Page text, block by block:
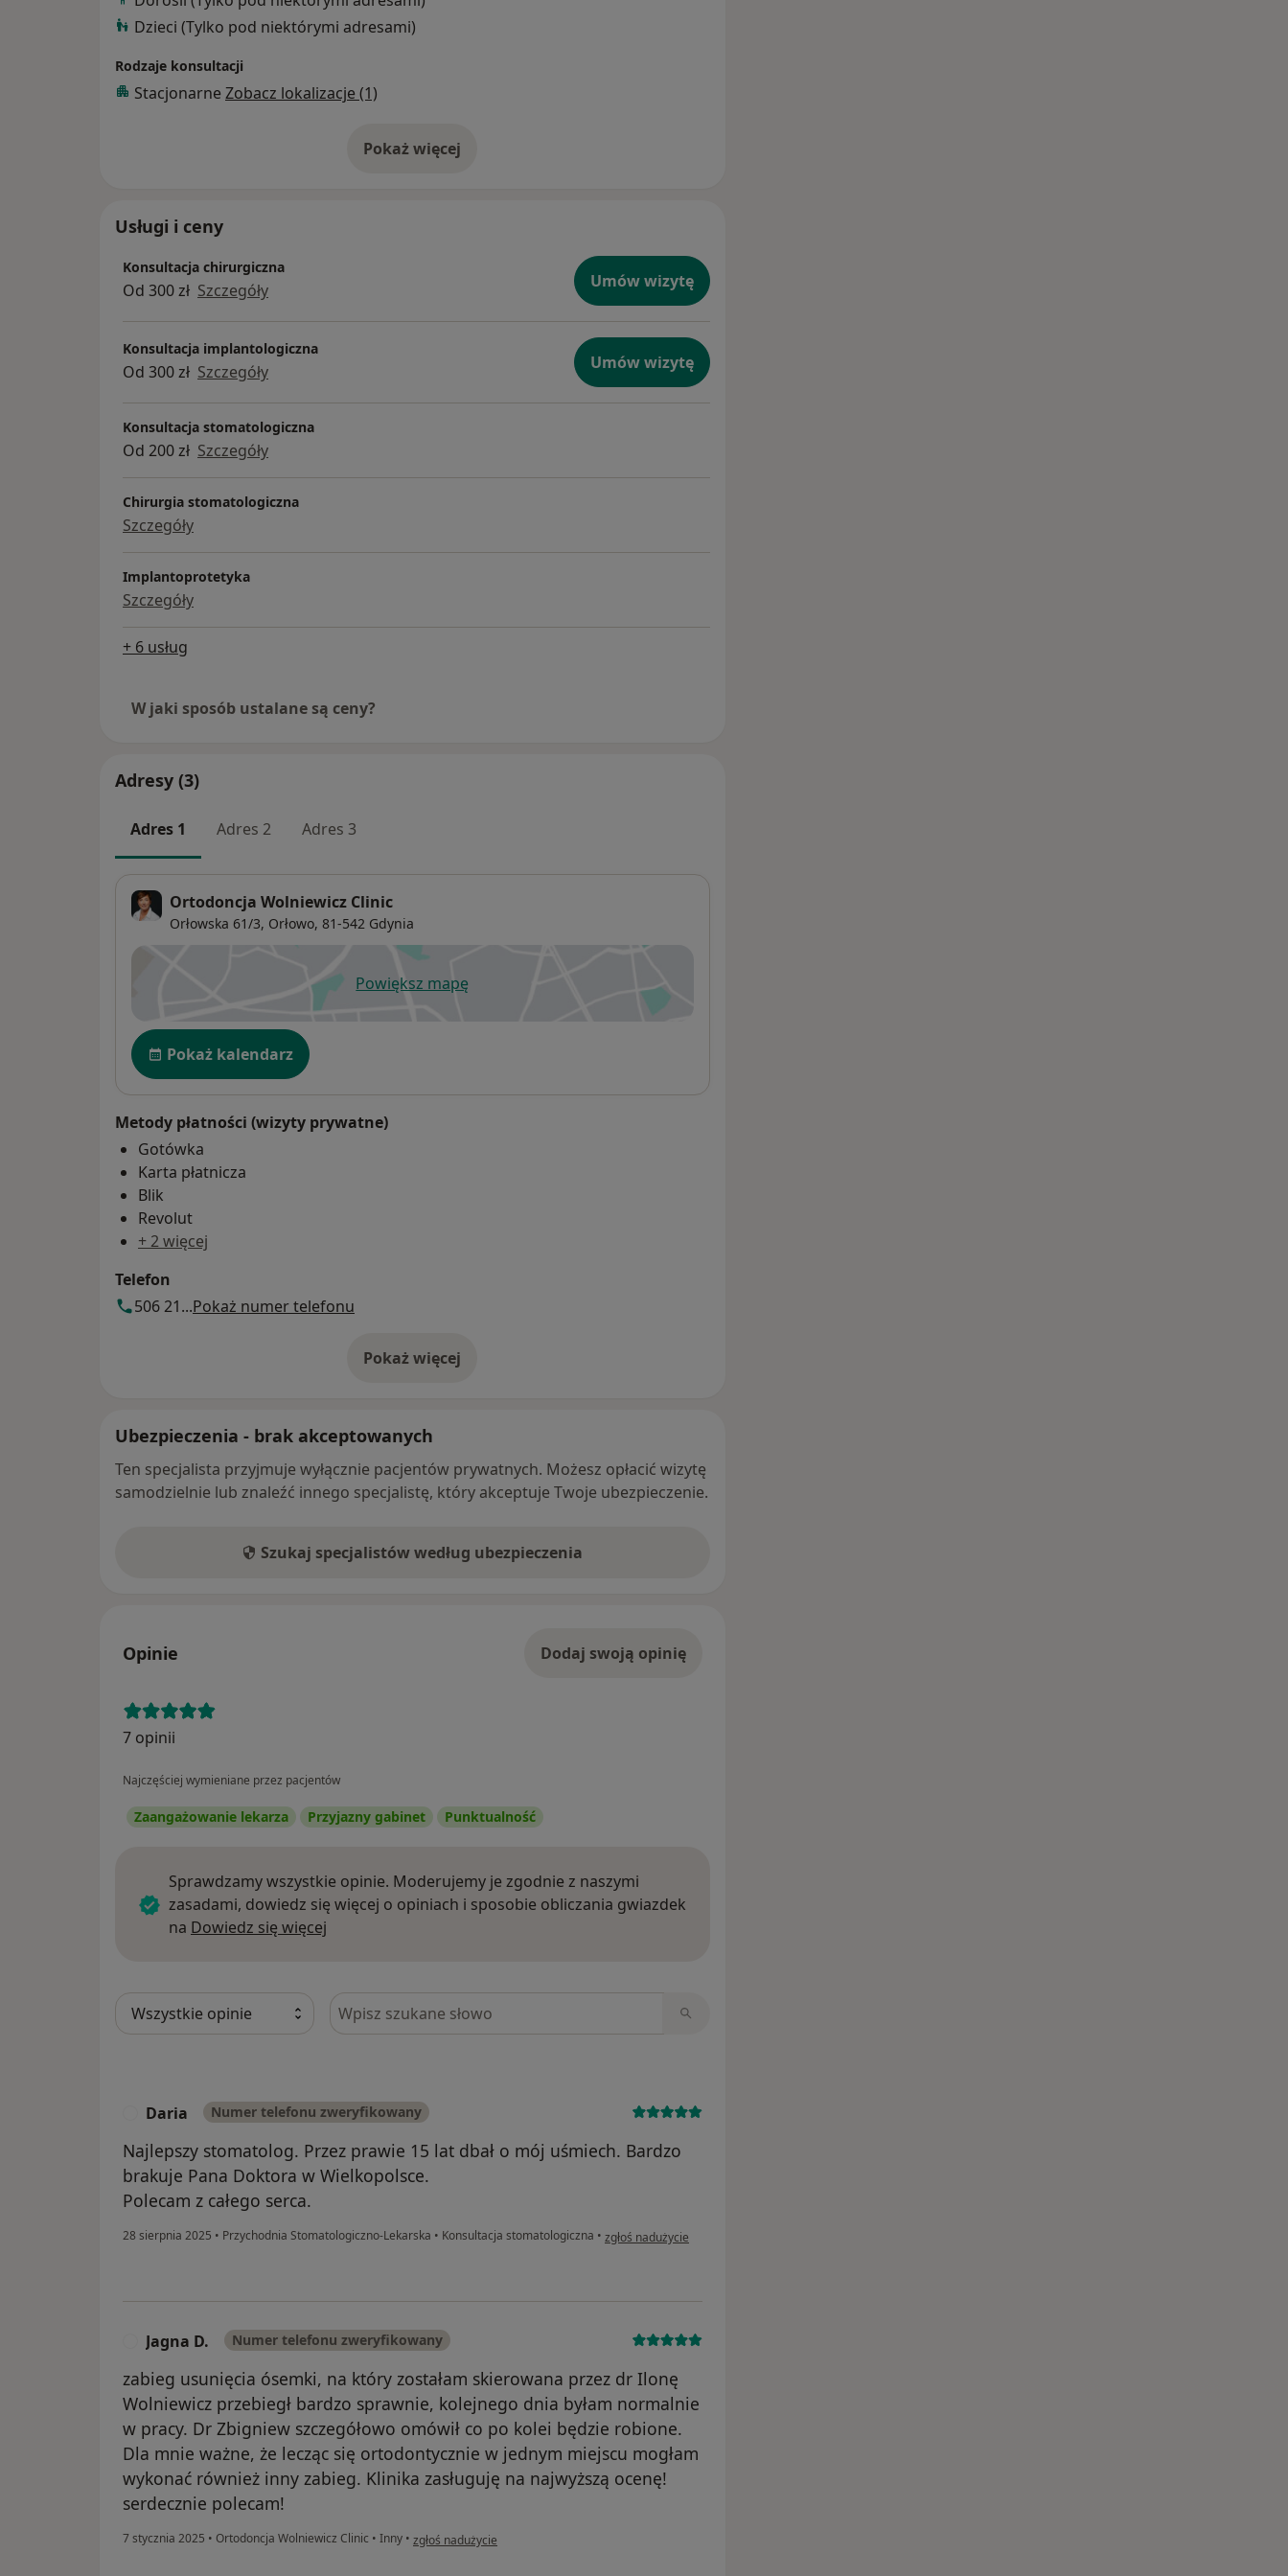
Dzieci (Tylko pod niektórymi adresami)
Rodzaje konsultacji
Stacjonarne Zobacz lokalizacje (1)
Pokaż więcejo doświadczeniu
Usługi i ceny
Konsultacja chirurgiczna
Od 300 zł Szczegóły Umów wizytę
Konsultacja implantologiczna
Od 300 zł Szczegóły Umów wizytę
Konsultacja stomatologiczna
Od 200 zł Szczegóły
Chirurgia stomatologiczna
Szczegóły
Implantoprotetyka
Szczegóły
+ 6 usług
W jaki sposób ustalane są ceny?
Adresy (3)
Adres 1 Adres 2 Adres 3
Ortodoncja Wolniewicz Clinic
Orłowska 61/3, Orłowo, 81-542 Gdynia
Powiększ mapęotwiera się w nowej karcie
Dostępność
Pokaż kalendarz
Metody płatności (wizyty prywatne)
Gotówka
Karta płatnicza
Blik
Revolut
+ 2 więcej
Telefon
506 21...Pokaż numer telefonu
Pokaż więcej
o adresie
Ubezpieczenia - brak akceptowanych
Ten specjalista przyjmuje wyłącznie pacjentów prywatnych. Możesz opłacić wizytę
samodzielnie lub znaleźć innego specjalistę, który akceptuje Twoje ubezpieczenie.
Szukaj specjalistów według ubezpieczenia
Opinie Dodaj swoją opinię
7 opinii
Najczęściej wymieniane przez pacjentów
Zaangażowanie lekarza Przyjazny gabinet Punktualność
Sprawdzamy wszystkie opinie. Moderujemy je zgodnie z naszymi
zasadami, dowiedz się więcej o opiniach i sposobie obliczania gwiazdek
na Dowiedz się więcej
Szukaj w opiniach
Daria Numer telefonu zweryfikowany
Najlepszy stomatolog. Przez prawie 15 lat dbał o mój uśmiech. Bardzo
brakuje Pana Doktora w Wielkopolsce.
Polecam z całego serca.
28 sierpnia 2025 • Przychodnia Stomatologiczno-Lekarska • Konsultacja stomatologiczna • w opinii użytkownika Daria
zgłoś nadużycie
Jagna D. Numer telefonu zweryfikowany
zabieg usunięcia ósemki, na który zostałam skierowana przez dr Ilonę
Wolniewicz przebiegł bardzo sprawnie, kolejnego dnia byłam normalnie
w pracy. Dr Zbigniew szczegółowo omówił co po kolei będzie robione.
Dla mnie ważne, że lecząc się ortodontycznie w jednym miejscu mogłam
wykonać również inny zabieg. Klinika zasługuję na najwyższą ocenę!
serdecznie polecam!
7 stycznia 2025 • Ortodoncja Wolniewicz Clinic • Inny • w opinii użytkownika Jagna D.
zgłoś nadużycie